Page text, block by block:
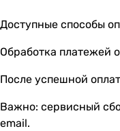
Доступные способы
Обработка платежей
После успешной
Важно: сервисный
email.